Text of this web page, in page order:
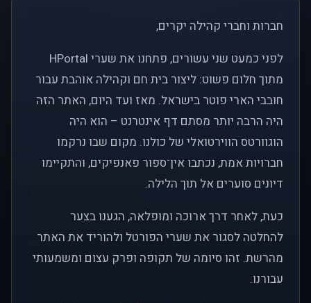
חברות וחברי קהילה יקרים,
לפני כמעט שני עשורים, פתחנו את שערי HPortal
מתוך חלום פשוט: ליצור בית חם וקהילה אוהבת עבור
חובבי הארי פוטר בישראל. מאז ועד היום, האתר הזה
היה הרבה יותר מסתם דף אינטרנט – הוא היה
הוגוורטס הווירטואלי של כולנו. מקום שבו נרקמו
חברויות אמת, נכתבו אין־ספור פאנפיקים, והתקיימו
דיונים סוערים אל תוך הלילה.
כעת, לאחר דרך ארוכה ומופלאה, הגענו בצער
להחלטה לסגור את שערי הפורטל ולהוריד את האתר
מהרשת. זהו סיומה של תקופה ופרק עצום ומשמעותי
עבורנו.